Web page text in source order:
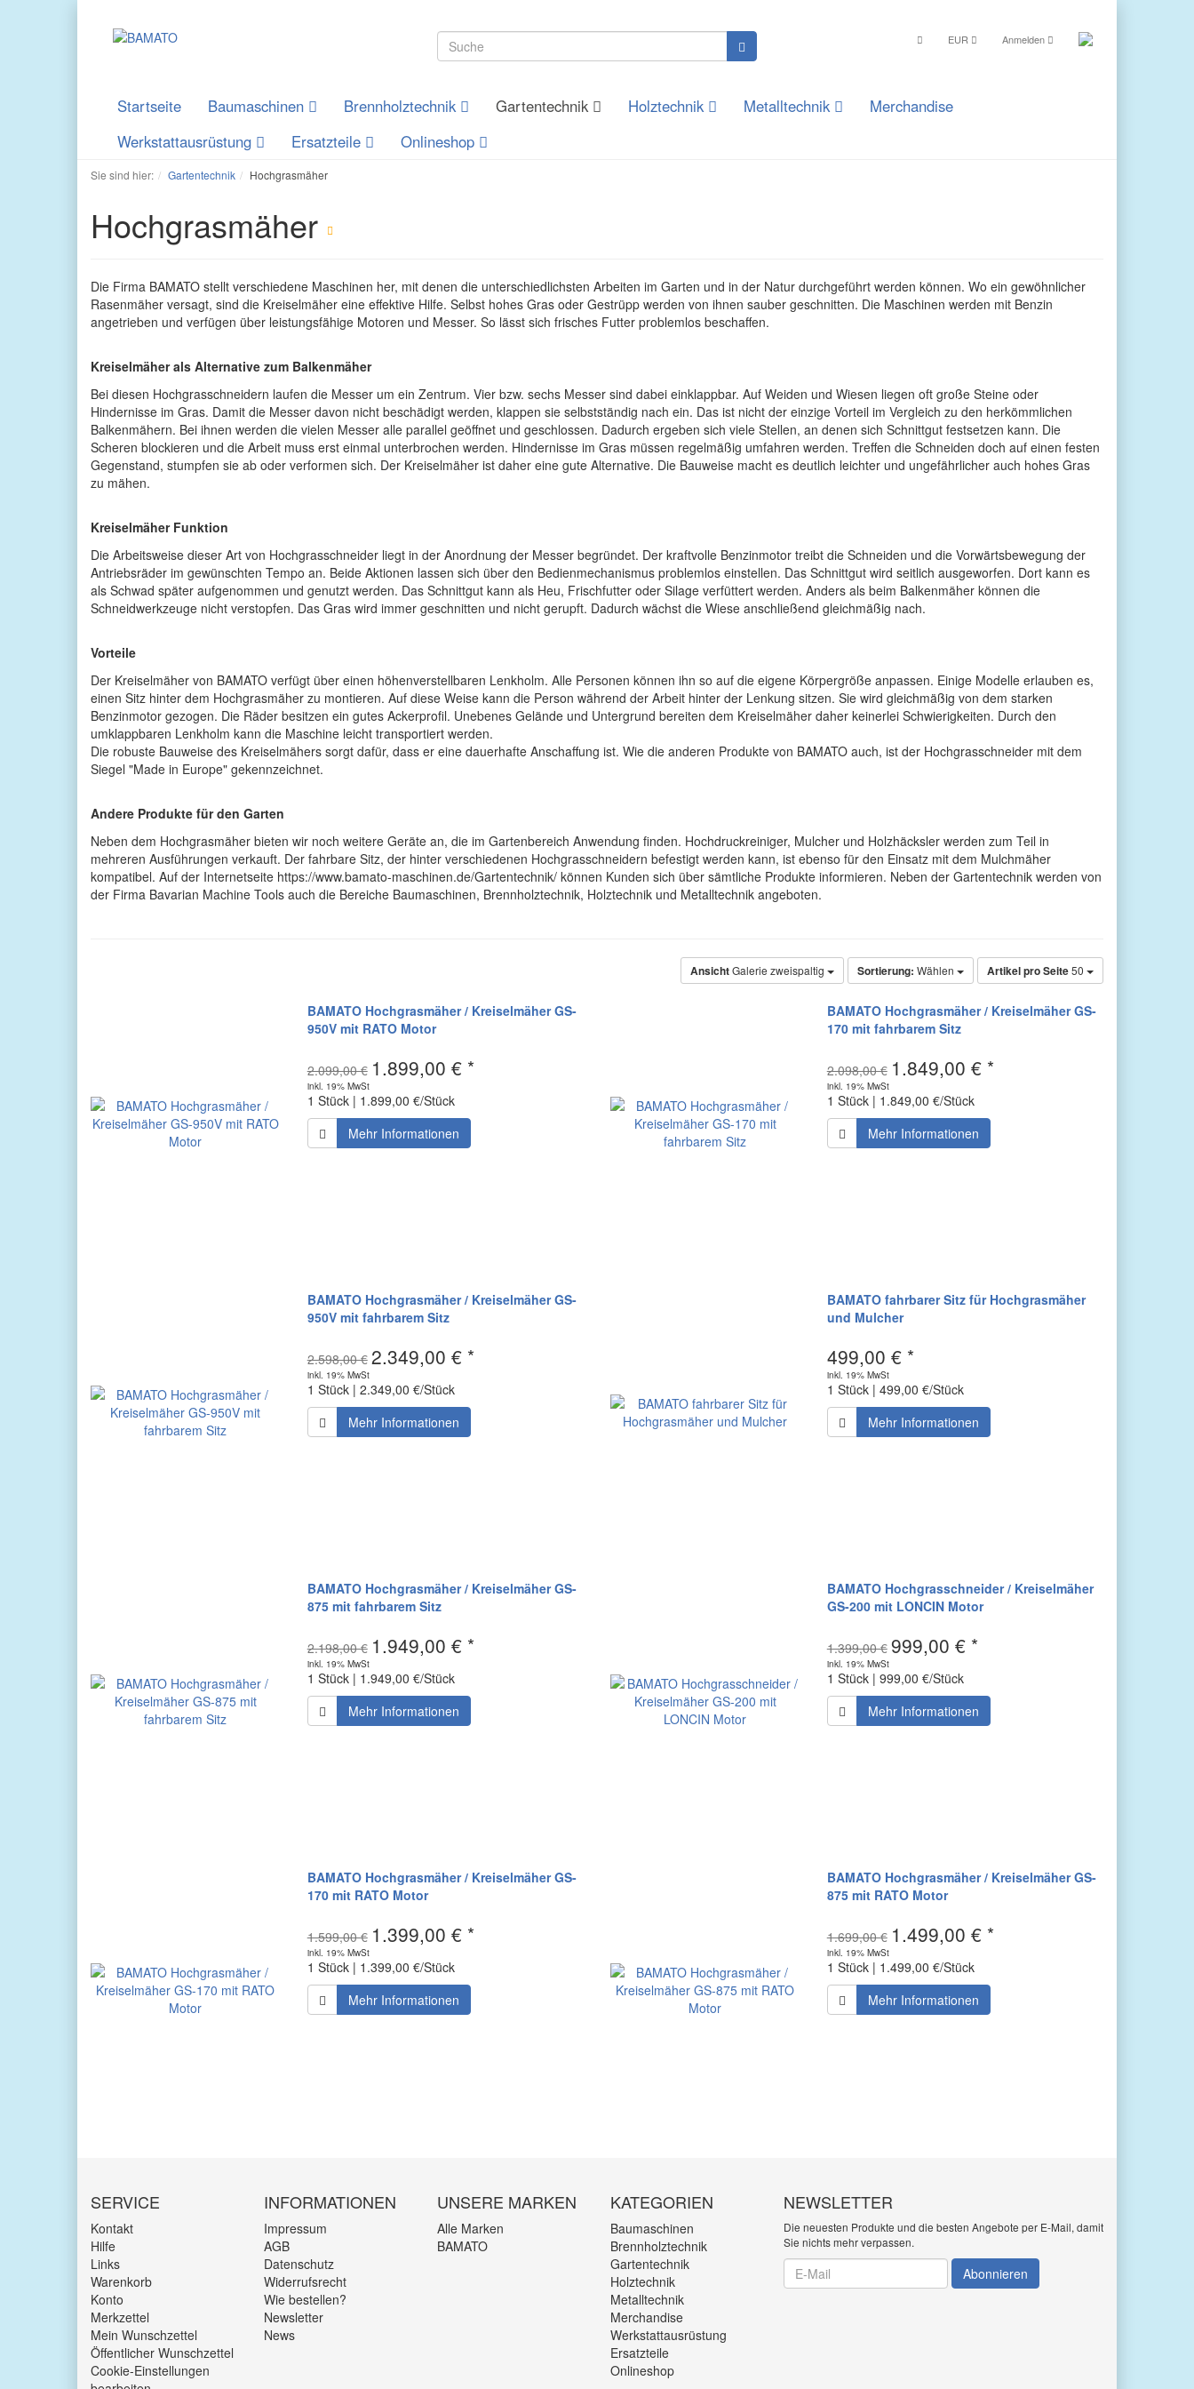
EUR Anmelden
Startseite Baumaschinen Brennholztechnik Gartentechnik Holztechnik Metalltechnik
Merchandise
Werkstattausrüstung
Ersatzteile Onlineshop
Sie sind hier: Gartentechnik Hochgrasmäher
Hochgrasmäher
Die Firma BAMATO stellt verschiedene Maschinen her, mit denen die unterschiedlichsten Arbeiten im Garten und in der Natur durchgeführt werden können. Wo ein gewöhnlicher
Rasenmäher versagt, sind die Kreiselmäher eine effektive Hilfe. Selbst hohes Gras oder Gestrüpp werden von ihnen sauber geschnitten. Die Maschinen werden mit Benzin
angetrieben und verfügen über leistungsfähige Motoren und Messer. So lässt sich frisches Futter problemlos beschaffen.
Kreiselmäher als Alternative zum Balkenmäher
Bei diesen Hochgrasschneidern laufen die Messer um ein Zentrum. Vier bzw. sechs Messer sind dabei einklappbar. Auf Weiden und Wiesen liegen oft große Steine oder
Hindernisse im Gras. Damit die Messer davon nicht beschädigt werden, klappen sie selbstständig nach ein. Das ist nicht der einzige Vorteil im Vergleich zu den herkömmlichen
Balkenmähern. Bei ihnen werden die vielen Messer alle parallel geöffnet und geschlossen. Dadurch ergeben sich viele Stellen, an denen sich Schnittgut festsetzen kann. Die
Scheren blockieren und die Arbeit muss erst einmal unterbrochen werden. Hindernisse im Gras müssen regelmäßig umfahren werden. Treffen die Schneiden doch auf einen festen
Gegenstand, stumpfen sie ab oder verformen sich. Der Kreiselmäher ist daher eine gute Alternative. Die Bauweise macht es deutlich leichter und ungefährlicher auch hohes Gras
zu mähen.
Kreiselmäher Funktion
Die Arbeitsweise dieser Art von Hochgrasschneider liegt in der Anordnung der Messer begründet. Der kraftvolle Benzinmotor treibt die Schneiden und die Vorwärtsbewegung der
Antriebsräder im gewünschten Tempo an. Beide Aktionen lassen sich über den Bedienmechanismus problemlos einstellen. Das Schnittgut wird seitlich ausgeworfen. Dort kann es
als Schwad später aufgenommen und genutzt werden. Das Schnittgut kann als Heu, Frischfutter oder Silage verfüttert werden. Anders als beim Balkenmäher können die
Schneidwerkzeuge nicht verstopfen. Das Gras wird immer geschnitten und nicht gerupft. Dadurch wächst die Wiese anschließend gleichmäßig nach.
Vorteile
Der Kreiselmäher von BAMATO verfügt über einen höhenverstellbaren Lenkholm. Alle Personen können ihn so auf die eigene Körpergröße anpassen. Einige Modelle erlauben es,
einen Sitz hinter dem Hochgrasmäher zu montieren. Auf diese Weise kann die Person während der Arbeit hinter der Lenkung sitzen. Sie wird gleichmäßig von dem starken
Benzinmotor gezogen. Die Räder besitzen ein gutes Ackerprofil. Unebenes Gelände und Untergrund bereiten dem Kreiselmäher daher keinerlei Schwierigkeiten. Durch den
umklappbaren Lenkholm kann die Maschine leicht transportiert werden.
Die robuste Bauweise des Kreiselmähers sorgt dafür, dass er eine dauerhafte Anschaffung ist. Wie die anderen Produkte von BAMATO auch, ist der Hochgrasschneider mit dem
Siegel "Made in Europe" gekennzeichnet.
Andere Produkte für den Garten
Neben dem Hochgrasmäher bieten wir noch weitere Geräte an, die im Gartenbereich Anwendung finden. Hochdruckreiniger, Mulcher und Holzhäcksler werden zum Teil in
mehreren Ausführungen verkauft. Der fahrbare Sitz, der hinter verschiedenen Hochgrasschneidern befestigt werden kann, ist ebenso für den Einsatz mit dem Mulchmäher
kompatibel. Auf der Internetseite https://www.bamato-maschinen.de/Gartentechnik/ können Kunden sich über sämtliche Produkte informieren. Neben der Gartentechnik werden von
der Firma Bavarian Machine Tools auch die Bereiche Baumaschinen, Brennholztechnik, Holztechnik und Metalltechnik angeboten.
AnsichtGalerie zweispaltig Sortierung: Wählen Artikel pro Seite50
BAMATO Hochgrasmäher / Kreiselmäher GS-
950V mit RATO Motor
2.099,00 € 1.899,00 € *
inkl. 19% MwSt
1 Stück | 1.899,00 €/Stück
Mehr Informationen
BAMATO Hochgrasmäher / Kreiselmäher GS-
170 mit fahrbarem Sitz
2.098,00 € 1.849,00 € *
inkl. 19% MwSt
1 Stück | 1.849,00 €/Stück
Mehr Informationen
BAMATO Hochgrasmäher / Kreiselmäher GS-
950V mit fahrbarem Sitz
2.598,00 € 2.349,00 € *
inkl. 19% MwSt
1 Stück | 2.349,00 €/Stück
Mehr Informationen
BAMATO fahrbarer Sitz für Hochgrasmäher
und Mulcher
499,00 € *
inkl. 19% MwSt
1 Stück | 499,00 €/Stück
Mehr Informationen
BAMATO Hochgrasmäher / Kreiselmäher GS-
875 mit fahrbarem Sitz
2.198,00 € 1.949,00 € *
inkl. 19% MwSt
1 Stück | 1.949,00 €/Stück
Mehr Informationen
BAMATO Hochgrasschneider / Kreiselmäher
GS-200 mit LONCIN Motor
1.399,00 € 999,00 € *
inkl. 19% MwSt
1 Stück | 999,00 €/Stück
Mehr Informationen
BAMATO Hochgrasmäher / Kreiselmäher GS-
170 mit RATO Motor
1.599,00 € 1.399,00 € *
inkl. 19% MwSt
1 Stück | 1.399,00 €/Stück
Mehr Informationen
BAMATO Hochgrasmäher / Kreiselmäher GS-
875 mit RATO Motor
1.699,00 € 1.499,00 € *
inkl. 19% MwSt
1 Stück | 1.499,00 €/Stück
Mehr Informationen
SERVICE
Kontakt
Hilfe
Links
Warenkorb
Konto
Merkzettel
Mein Wunschzettel
Öffentlicher Wunschzettel
Cookie-Einstellungen
INFORMATIONEN
Impressum
AGB
Datenschutz
Widerrufsrecht
Wie bestellen?
Newsletter
News
UNSERE MARKEN
Alle Marken
BAMATO
KATEGORIEN
Baumaschinen
Brennholztechnik
Gartentechnik
Holztechnik
Metalltechnik
Merchandise
Werkstattausrüstung
Ersatzteile
Onlineshop
NEWSLETTER
Die neuesten Produkte und die besten Angebote per E-Mail, damit
Sie nichts mehr verpassen.
Newsletter Abonnieren